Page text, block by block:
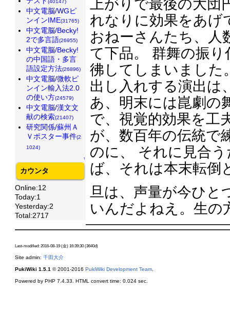
上がりで最後の大
れなりに効果をあげ
おねーさんたち、人
て下品。 群舞の振
彿してしまいました
出し入れする演出は
あ、明末には崑劇の
で、視覚的効果を工
が、数百年の伝統で
のに、 それに見合
ば、それは本末転倒
旦は、声量が今ひと
いんだよねえ。生の
中文電脳/WGピ
ンインIME(31765)
中文電脳/Becky!
2で多言語(26955)
中文電脳/Becky!
の中国語・多言
語設定方法(26896)
中文電脳/微軟ピ
ンイン輸入法2.0
の使い方(24579)
中文電脳/漢文文
献の検索(21407)
研究関係/蘇州Ａ
Ｖポスター事件(2
1024)
↑
カウンタ
Online:12
Today:1
Yesterday:2
Total:2717
Last-modified: 2016-08-19 (金) 16:39:30 (3640d)
Site admin: 千田大介
PukiWiki 1.5.1 © 2001-2016 PukiWiki Development Team
Powered by PHP 7.4.33. HTML convert time: 0.024 sec.